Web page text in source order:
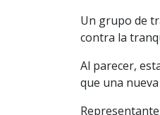
Un grupo de
contra la
Al parecer,
que una